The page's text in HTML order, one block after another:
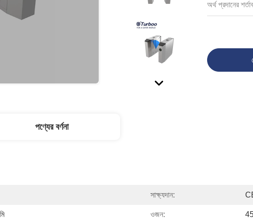
অর্থ প্রদানের
পণ্যের বর্ণনা
সাক্ষ্যদান:
ওজন: